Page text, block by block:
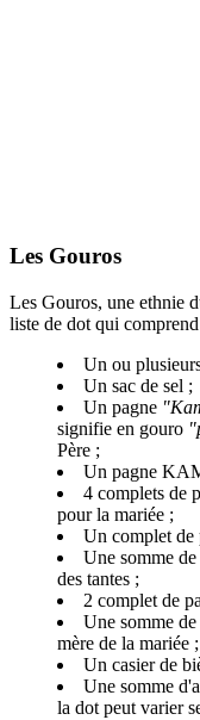
Les Gouros
Les Gouros, une ethnie
liste de dot qui
Un ou
Un sac de sel ;
Un pagne
signifie en gouro
Père ;
Un pagne
4 complets de
pour la mariée ;
Un complet de
Une somme
des tantes ;
2 complet de
Une somme
mère de la mariée ;
Un casier de
Une somme
la dot peut varier